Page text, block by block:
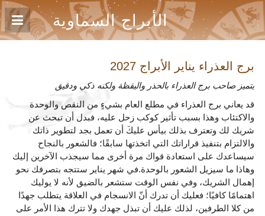
الأبراج السماوية
برج العذراء يناير الأبراج 2027
يتميز صاحب برج العذراء بالحذر واليقظة ولكنه ذكي ودقيق
قد يعاني برج العذراء في مطلع العام بشيءٍ من النقص والوحدة
والاكتئاب وهذا بسبب تأثير كوكب زحل عليه، فبدل أن تبحث عن
شريك لك وتعترف بذلك بيأس عليكَ أن تعمل بجد لتطوير ذاتك
والالتزام بتنفيذ قراراتك التي اتخذتها سابقًا؛ فالشعور بالنجاح
سيساعدك على استعادة قواك مرة أخرى مما سيجذب الآخرين إليك
وهاذا ما سيزيل الشعور بالوحدة.في شهر يناير ستتجه بتصرفك نحو
إهمال الشريك، وفي نفس الوقت ستشعر بالضيق لأنه لا يوليك
اهتمامًا كافيًا؛ فعليك أن تدرك أنّ الانسجام في العلاقة يتطلب جهدًا
من كلا الطرفين، لذلك عليك أن تبذل جهدك ولا تترك هذا الأمر على